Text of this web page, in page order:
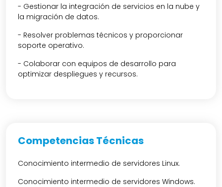
- Gestionar la integración de servicios en la nube y
la migración de datos.
- Resolver problemas técnicos y proporcionar
soporte operativo.
- Colaborar con equipos de desarrollo para
optimizar despliegues y recursos.
Competencias Técnicas
Conocimiento intermedio de servidores Linux.
Conocimiento intermedio de servidores Windows.